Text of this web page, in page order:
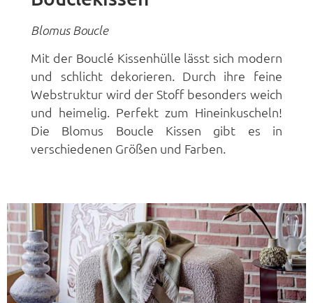
Blomus Boucle
Mit der Bouclé Kissenhülle lässt sich modern
und schlicht dekorieren. Durch ihre feine
Webstruktur wird der Stoff besonders weich
und heimelig. Perfekt zum Hineinkuscheln!
Die Blomus Boucle Kissen gibt es in
verschiedenen Größen und Farben.